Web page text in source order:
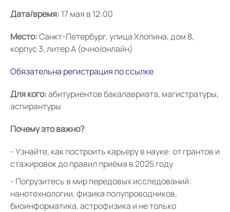
Дата/время: 17 мая в 12:00
Место:Санкт-Петербург, улица Хлопина, дом 8,
корпус 3, литер А (очно/онлайн)
Обязательна регистрация по ссылке
Для кого:абитуриентов бакалавриата, магистратуры,
аспирантуры
Почему это важно?
Узнайте, как построить карьеру в науке: от грантов и
стажировок до правил приёма в 2025 году
Погрузитесь в мир передовых исследований:
нанотехнологии, физика полупроводников,
биоинформатика, астрофизика и не только